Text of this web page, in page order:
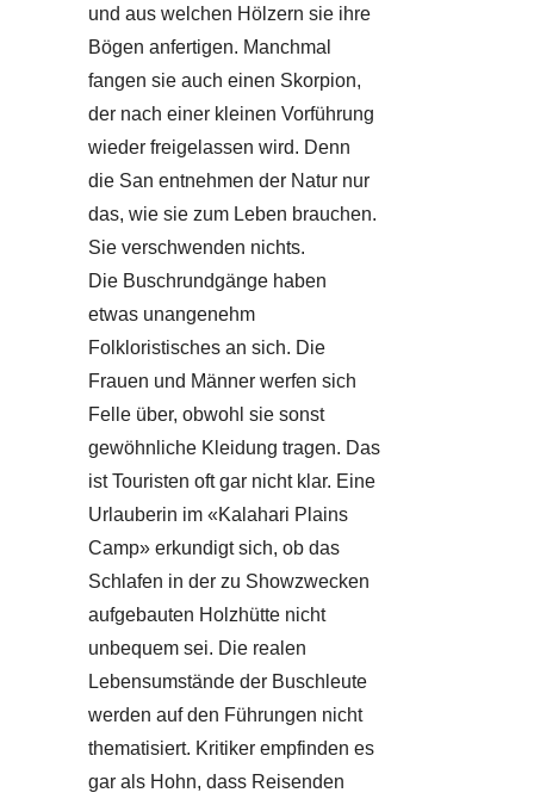
und aus welchen Hölzern sie ihre
Bögen anfertigen. Manchmal
fangen sie auch einen Skorpion,
der nach einer kleinen Vorführung
wieder freigelassen wird. Denn
die San entnehmen der Natur nur
das, wie sie zum Leben brauchen.
Sie verschwenden nichts.
Die Buschrundgänge haben
etwas unangenehm
Folkloristisches an sich. Die
Frauen und Männer werfen sich
Felle über, obwohl sie sonst
gewöhnliche Kleidung tragen. Das
ist Touristen oft gar nicht klar. Eine
Urlauberin im «Kalahari Plains
Camp» erkundigt sich, ob das
Schlafen in der zu Showzwecken
aufgebauten Holzhütte nicht
unbequem sei. Die realen
Lebensumstände der Buschleute
werden auf den Führungen nicht
thematisiert. Kritiker empfinden es
gar als Hohn, dass Reisenden